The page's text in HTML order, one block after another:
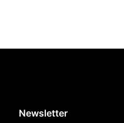
Newsletter